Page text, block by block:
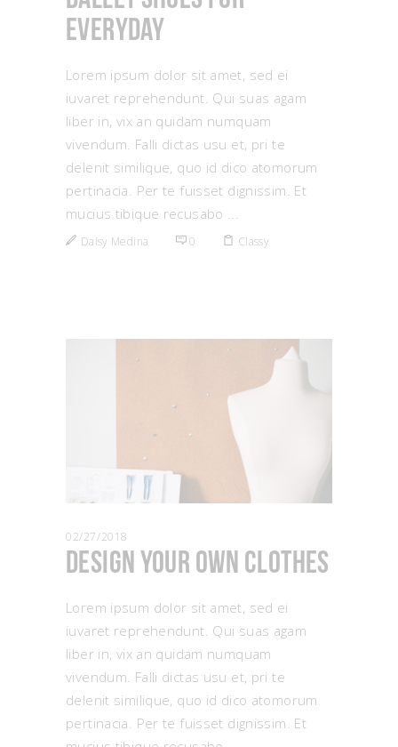
Everyday
Lorem ipsum dolor sit amet, sed ei
iuvaret reprehendunt. Qui suas agam
liber in, vix an quidam numquam
vivendum. Falli dictas usu et, pri te
delenit similique, quo id dico atomorum
pertinacia. Per te fuisset dignissim. Et
mucius tibique recusabo
Daisy Medina 0 Classy
02/27/2018
Design Your Own Clothes
Lorem ipsum dolor sit amet, sed ei
iuvaret reprehendunt. Qui suas agam
liber in, vix an quidam numquam
vivendum. Falli dictas usu et, pri te
delenit similique, quo id dico atomorum
pertinacia. Per te fuisset dignissim. Et